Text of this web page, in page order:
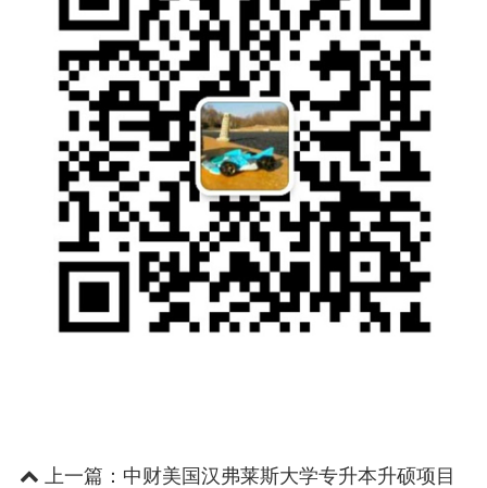
上一篇： 中财美国汉弗莱斯大学专升本升硕项目